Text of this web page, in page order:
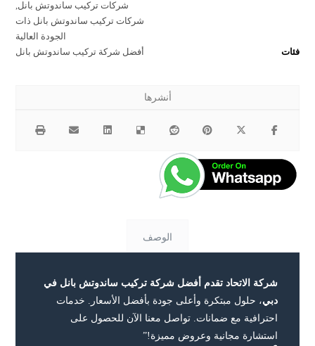
شركات تركيب ساندوتش بانل,
شركات تركيب ساندوتش بانل ذات
الجودة العالية
فئات
أفضل شركة تركيب ساندوتش بانل
الوصف
شركة الاتحاد تقدم أفضل شركة تركيب ساندوتش بانل في
دبي، حلول مبتكرة وأعلى جودة بأفضل الأسعار. خدمات
احترافية مع ضمانات. تواصل معنا الآن للحصول على
استشارة مجانية وعروض مميزة!”